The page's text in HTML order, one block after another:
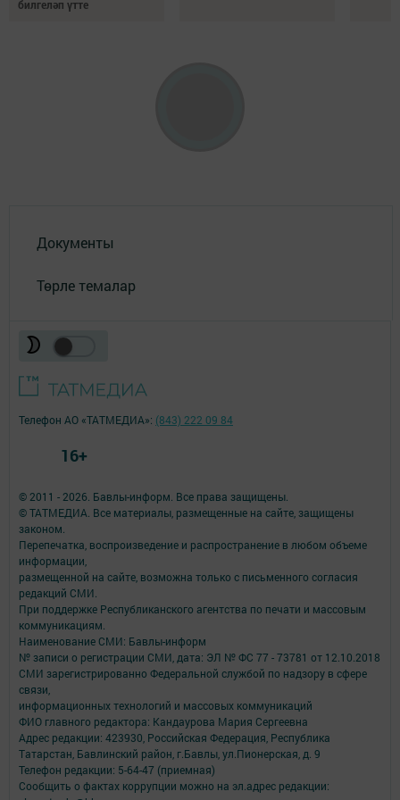
билгеләп үтте
Документы
Төрле темалар
© 2011 - 2026. Бавлы-информ. Все права защищены.
© ТАТМЕДИА. Все материалы, размещенные на сайте, защищены
законом.
Перепечатка, воспроизведение и распространение в любом объеме
информации,
размещенной на сайте, возможна только с письменного согласия
редакций СМИ.
При поддержке Республиканского агентства по печати и массовым
коммуникациям.
Наименование СМИ: Бавлы-информ
№ записи о регистрации СМИ, дата: ЭЛ № ФС 77 - 73781 от 12.10.2018
СМИ зарегистрированно Федеральной службой по надзору в сфере
связи,
информационных технологий и массовых коммуникаций
ФИО главного редактора: Кандаурова Мария Сергеевна
Адрес редакции: 423930, Российская Федерация, Республика
Татарстан, Бавлинский район, г.Бавлы, ул.Пионерская, д. 9
Телефон редакции: 5-64-47 (приемная)
Сообщить о фактах коррупции можно на эл.адрес редакции:
Телефон АО «ТАТМЕДИА»: (843) 222 09 84
16+